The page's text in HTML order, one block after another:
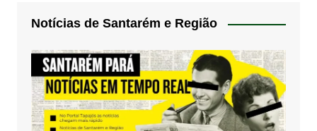
Notícias de Santarém e Região